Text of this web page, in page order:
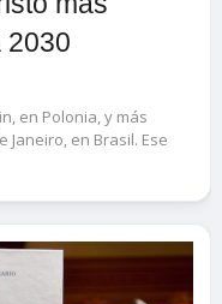
2030
en Polonia, y más
en Brasil. Ese